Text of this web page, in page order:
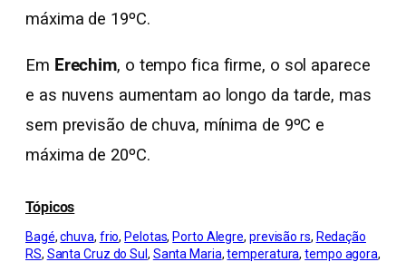
máxima de 19ºC.
Em Erechim, o tempo fica firme, o sol aparece
e as nuvens aumentam ao longo da tarde, mas
sem previsão de chuva, mínima de 9ºC e
máxima de 20ºC.
Tópicos
Bagé, chuva, frio, Pelotas, Porto Alegre, previsão rs, Redação
RS, Santa Cruz do Sul, Santa Maria, temperatura, tempo agora